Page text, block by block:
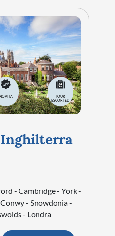
NOVITA
TOUR
ESCORTED
- Cambridge - York -
- Snowdonia -
- Londra